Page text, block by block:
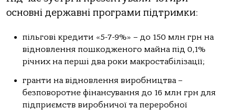
основні державні програми підтримки:
пільгові кредити «5-7-9%» – до 150 млн грн на
відновлення пошкодженого майна під 0,1%
річних на перші два роки макростабілізації;
гранти на відновлення виробництва –
безповоротне фінансування до 16 млн грн для
підприємств виробничої та переробної